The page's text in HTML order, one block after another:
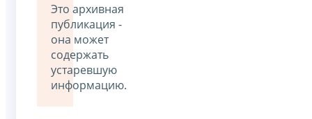
Это архивная
публикация -
она может
содержать
устаревшую
информацию.